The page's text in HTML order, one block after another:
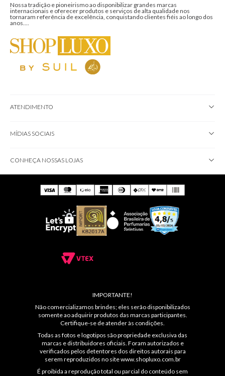
Nossa tradição e pioneirismo ao disponibilizar grandes marcas
internacionais e oferecer produtos e serviços de alta qualidade nos
tornaram referência de excelência, conquistando clientes fiéis ao longo dos
anos....
ATENDIMENTO
MÍDIAS SOCIAIS
CONHEÇA NOSSAS LOJAS
IMPORTANTE!
Não comercializamos brindes; eles serão disponibilizados
somente ao adquirir produtos das marcas participantes.
Certifique-se de atender às condições.
Todas as fotos e logotipos são propriedade exclusiva das
marcas e distribuidores oficiais. Foram autorizados e
verificados pelos detentores dos direitos autorais para
serem reproduzidos no sitewww.shopluxo.com.br
É proibida a reprodução total ou parcial do conteúdo sem